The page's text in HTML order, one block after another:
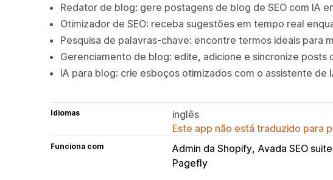
Redator de blog: gere postagens de blog de SEO com IA
Otimizador de SEO: receba sugestões em tempo real
Pesquisa de palavras-chave: encontre termos ideais para
Gerenciamento de blog: edite, adicione e sincronize posts
IA para blog: crie esboços otimizados com o assistente de
Idiomas
inglês
Este app não está traduzido para
Funciona com Admin da Shopify Avada SEO suite
Pagefly